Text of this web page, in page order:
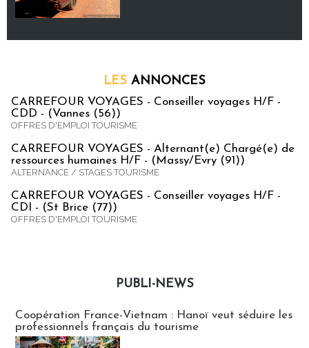
LES ANNONCES
CARREFOUR VOYAGES - Conseiller voyages H/F -
CDD - (Vannes (56))
OFFRES D'EMPLOI TOURISME
CARREFOUR VOYAGES - Alternant(e) Chargé(e) de
ressources humaines H/F - (Massy/Evry (91))
ALTERNANCE / STAGES TOURISME
CARREFOUR VOYAGES - Conseiller voyages H/F -
CDI - (St Brice (77))
OFFRES D'EMPLOI TOURISME
PUBLI-NEWS
Coopération France-Vietnam : Hanoï veut séduire les
professionnels français du tourisme